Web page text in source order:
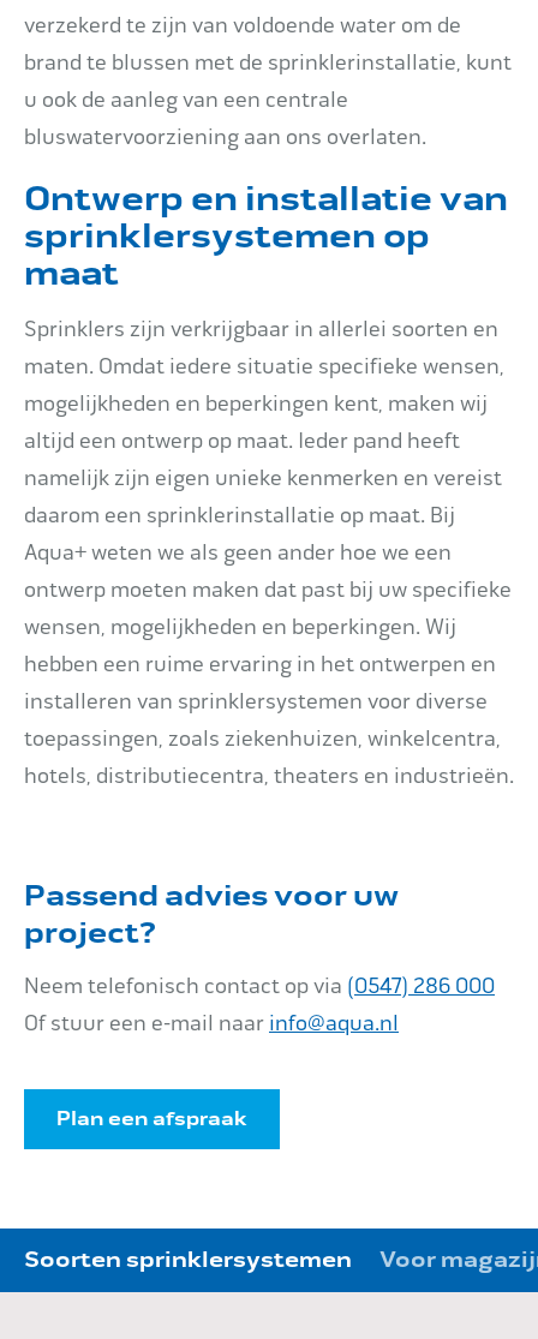
verzekerd te zijn van voldoende water om de
brand te blussen met de sprinklerinstallatie, kunt
u ook de aanleg van een centrale
bluswatervoorziening aan ons overlaten.
Ontwerp en installatie van
sprinklersystemen op
maat
Sprinklers zijn verkrijgbaar in allerlei soorten en
maten. Omdat iedere situatie specifieke wensen,
mogelijkheden en beperkingen kent, maken wij
altijd een ontwerp op maat. Ieder pand heeft
namelijk zijn eigen unieke kenmerken en vereist
daarom een sprinklerinstallatie op maat. Bij
Aqua+ weten we als geen ander hoe we een
ontwerp moeten maken dat past bij uw specifieke
wensen, mogelijkheden en beperkingen. Wij
hebben een ruime ervaring in het ontwerpen en
installeren van sprinklersystemen voor diverse
toepassingen, zoals ziekenhuizen, winkelcentra,
hotels, distributiecentra, theaters en industrieën.
Passend advies voor uw
project?
Neem telefonisch contact op via (0547) 286 000
Of stuur een e-mail naar info@aqua.nl
Plan een afspraak
Soorten sprinklersystemen Voor